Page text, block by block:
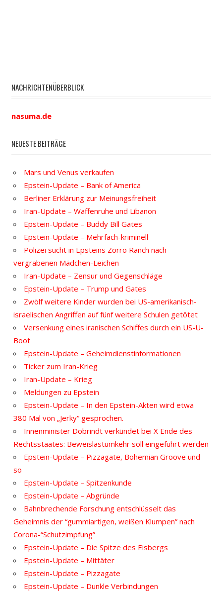
NACHRICHTENÜBERBLICK
nasuma.de
NEUESTE BEITRÄGE
Mars und Venus verkaufen
Epstein-Update – Bank of America
Berliner Erklärung zur Meinungsfreiheit
Iran-Update – Waffenruhe und Libanon
Epstein-Update – Buddy Bill Gates
Epstein-Update – Mehrfach-kriminell
Polizei sucht in Epsteins Zorro Ranch nach
vergrabenen Mädchen-Leichen
Iran-Update – Zensur und Gegenschläge
Epstein-Update – Trump und Gates
Zwölf weitere Kinder wurden bei US-amerikanisch-
israelischen Angriffen auf fünf weitere Schulen getötet
Versenkung eines iranischen Schiffes durch ein US-U-
Boot
Epstein-Update – Geheimdienstinformationen
Ticker zum Iran-Krieg
Iran-Update – Krieg
Meldungen zu Epstein
Epstein-Update – In den Epstein-Akten wird etwa
380 Mal von „Jerky“ gesprochen.
Innenminister Dobrindt verkündet bei X Ende des
Rechtsstaates: Beweislastumkehr soll eingeführt werden
Epstein-Update – Pizzagate, Bohemian Groove und
so
Epstein-Update – Spitzenkunde
Epstein-Update – Abgründe
Bahnbrechende Forschung entschlüsselt das
Geheimnis der “gummiartigen, weißen Klumpen” nach
Corona-“Schutzimpfung”
Epstein-Update – Die Spitze des Eisbergs
Epstein-Update – Mittäter
Epstein-Update – Pizzagate
Epstein-Update – Dunkle Verbindungen